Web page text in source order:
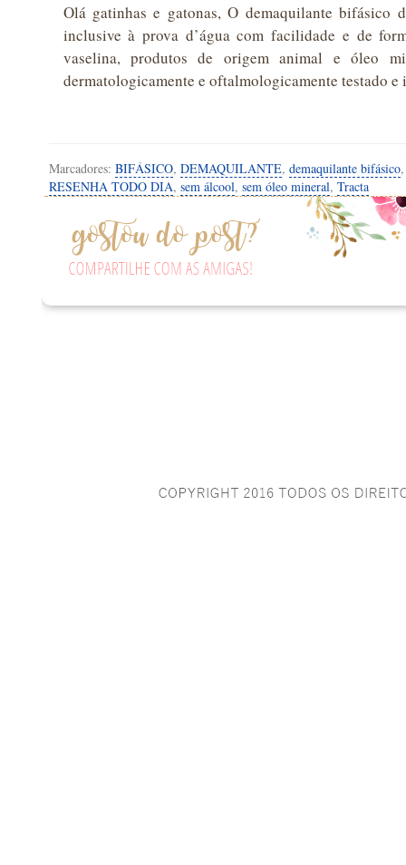
Olá gatinhas e gatonas, O demaquilante bifásico
inclusive à prova d’água com facilidade e de
vaselina, produtos de origem animal e óleo
dermatologicamente e oftalmologicamente testado
Marcadores: BIFÁSICO, DEMAQUILANTE, demaquilante bifásico
RESENHA TODO DIA, sem álcool, sem óleo mineral, Tracta